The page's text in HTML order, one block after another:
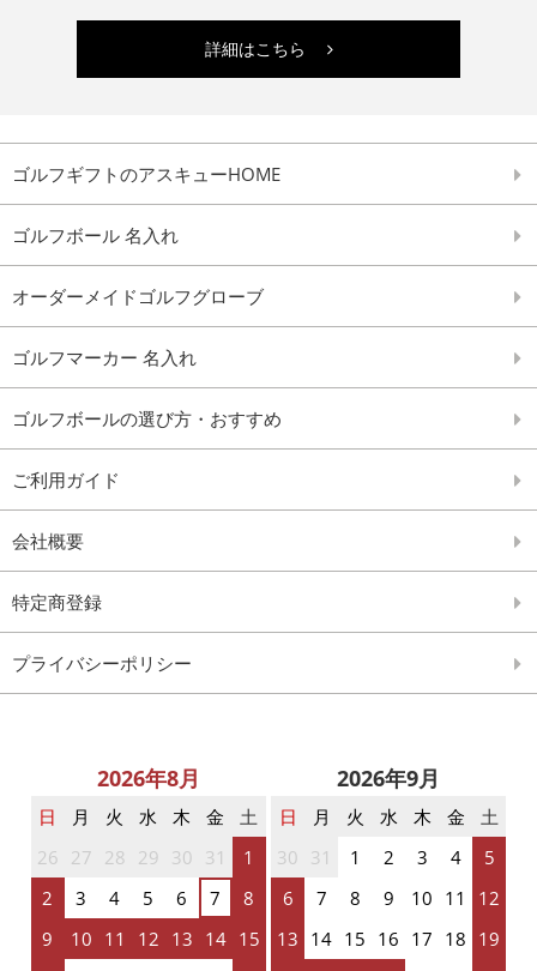
詳細はこちら
ゴルフギフトのアスキューHOME
ゴルフボール 名入れ
オーダーメイドゴルフグローブ
ゴルフマーカー 名入れ
ゴルフボールの選び方・おすすめ
ご利用ガイド
会社概要
特定商登録
プライバシーポリシー
2026年8月
日 月 火 水 木 金
土
26 27 28 29 30 31
1
2
3 4 5 6 7
8
9
10 11 12 13 14 15
2026年9月
日 月 火 水 木 金
土
30 31 1 2 3 4
5
6
7 8 9 10 11
12
13 14 15 16 17 18 19